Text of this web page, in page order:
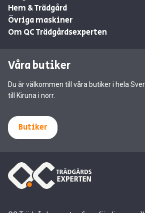
Hem & Trädgård
Övriga maskiner
Om QC Trädgårdsexperten
Våra butiker
Du är välkommen till våra butiker i hela
till Kiruna i norr.
Butiker